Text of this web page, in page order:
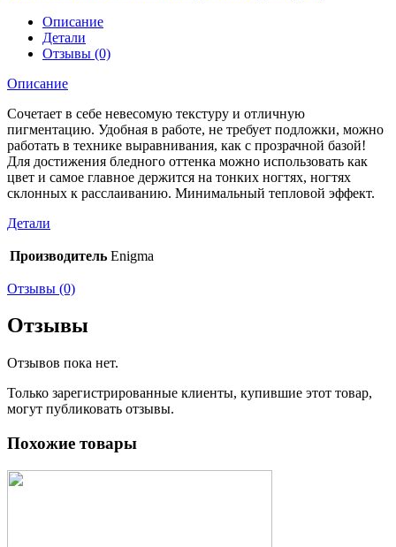
Описание
Детали
Отзывы (0)
Описание
Сочетает в себе невесомую текстуру и отличную
пигментацию. Удобная в работе, не требует подложки, можно
работать в технике выравнивания, как с прозрачной базой!
Для достижения бледного оттенка можно использовать как
цвет и самое главное держится на тонких ногтях, ногтях
склонных к расслаиванию. Минимальный тепловой эффект.
Детали
Производитель Enigma
Отзывы (0)
Отзывы
Отзывов пока нет.
Только зарегистрированные клиенты, купившие этот товар,
могут публиковать отзывы.
Похожие товары